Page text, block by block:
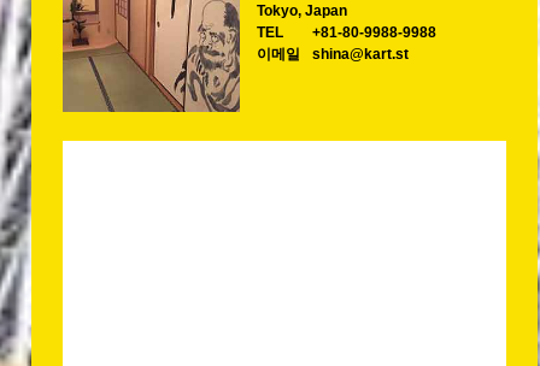
Tokyo, Japan
TEL
+81-80-9988-9988
이메일
shina@kart.st